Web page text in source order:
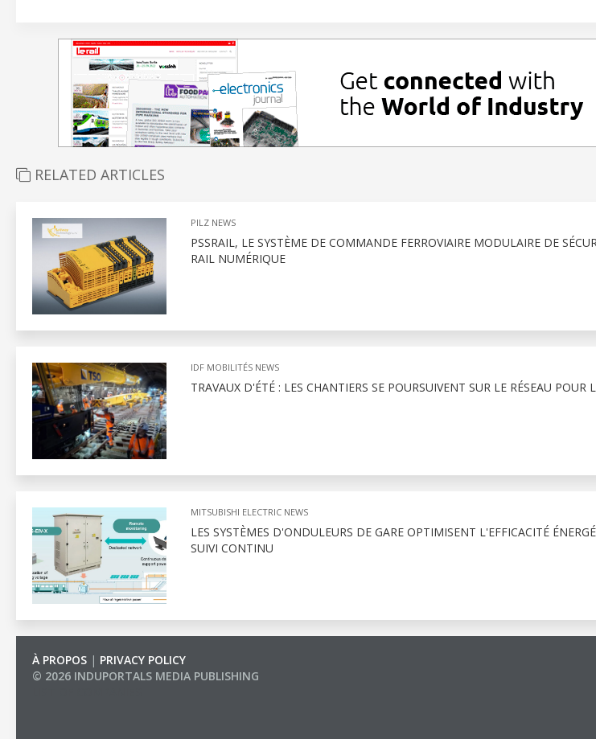
RELATED ARTICLES
PILZ NEWS
PSSRAIL, LE SYSTÈME DE COMMANDE FERROVIAIRE MODULAIRE DE
RAIL NUMÉRIQUE
IDF MOBILITÉS NEWS
TRAVAUX D'ÉTÉ : LES CHANTIERS SE POURSUIVENT SUR LE RÉSEAU
MITSUBISHI ELECTRIC NEWS
LES SYSTÈMES D'ONDULEURS DE GARE OPTIMISENT L'EFFICACITÉ
SUIVI CONTINU
À PROPOS | PRIVACY POLICY
© 2026 INDUPORTALS MEDIA PUBLISHING